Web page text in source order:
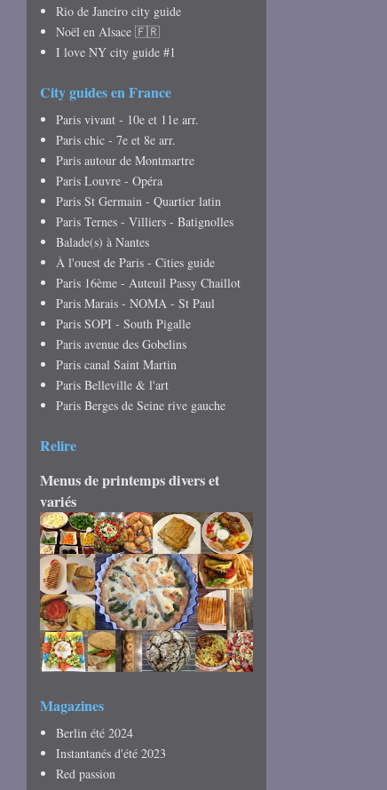
Rio de Janeiro city guide
Noël en Alsace 🇫🇷
I love NY city guide #1
City guides en France
Paris vivant - 10e et 11e arr.
Paris chic - 7e et 8e arr.
Paris autour de Montmartre
Paris Louvre - Opéra
Paris St Germain - Quartier latin
Paris Ternes - Villiers - Batignolles
Balade(s) à Nantes
À l'ouest de Paris - Cities guide
Paris 16ème - Auteuil Passy Chaillot
Paris Marais - NOMA - St Paul
Paris SOPI - South Pigalle
Paris avenue des Gobelins
Paris canal Saint Martin
Paris Belleville & l'art
Paris Berges de Seine rive gauche
Relire
Menus de printemps divers et
variés
Magazines
Berlin été 2024
Instantanés d'été 2023
Red passion